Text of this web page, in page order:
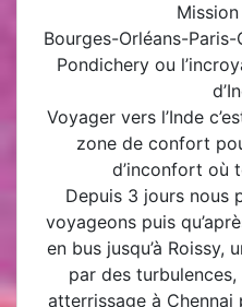
Bourges-Orléans-
Pondichery ou
Voyager vers l’Inde
zone de confort
d’inconfort où
Depuis 3 jours nous
voyageons puis
en bus jusqu’à Roissy,
par des
atterrissage à Chennai